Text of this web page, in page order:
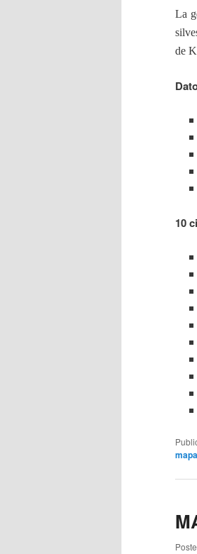
La
de
10